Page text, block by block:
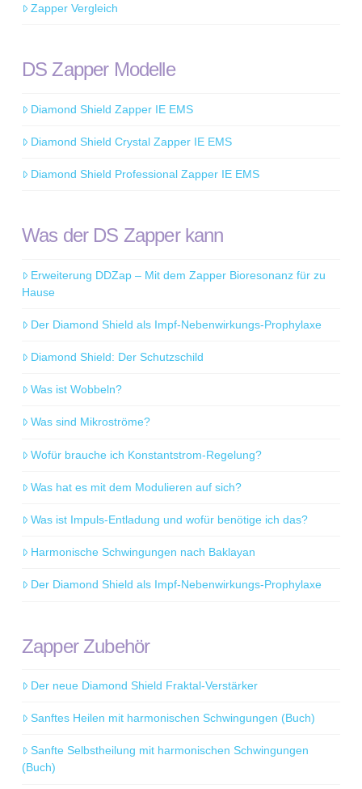
Zapper Vergleich
DS Zapper Modelle
Diamond Shield Zapper IE EMS
Diamond Shield Crystal Zapper IE EMS
Diamond Shield Professional Zapper IE EMS
Was der DS Zapper kann
Erweiterung DDZap – Mit dem Zapper Bioresonanz für zu
Hause
Der Diamond Shield als Impf-Nebenwirkungs-Prophylaxe
Diamond Shield: Der Schutzschild
Was ist Wobbeln?
Was sind Mikroströme?
Wofür brauche ich Konstantstrom-Regelung?
Was hat es mit dem Modulieren auf sich?
Was ist Impuls-Entladung und wofür benötige ich das?
Harmonische Schwingungen nach Baklayan
Der Diamond Shield als Impf-Nebenwirkungs-Prophylaxe
Zapper Zubehör
Der neue Diamond Shield Fraktal-Verstärker
Sanftes Heilen mit harmonischen Schwingungen (Buch)
Sanfte Selbstheilung mit harmonischen Schwingungen
(Buch)